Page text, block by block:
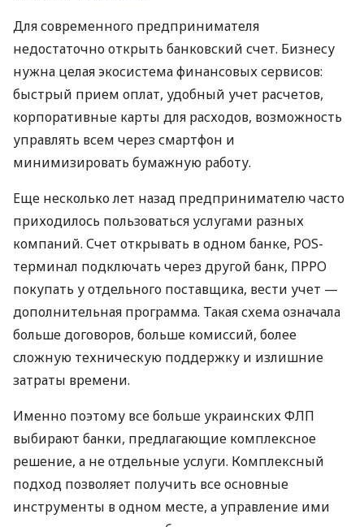
Для современного предпринимателя
недостаточно открыть банковский счет. Бизнесу
нужна целая экосистема финансовых сервисов:
быстрый прием оплат, удобный учет расчетов,
корпоративные карты для расходов, возможность
управлять всем через смартфон и
минимизировать бумажную работу.
Еще несколько лет назад предпринимателю часто
приходилось пользоваться услугами разных
компаний. Счет открывать в одном банке, POS-
терминал подключать через другой банк, ПРРО
покупать у отдельного поставщика, вести учет —
дополнительная программа. Такая схема означала
больше договоров, больше комиссий, более
сложную техническую поддержку и излишние
затраты времени.
Именно поэтому все больше украинских ФЛП
выбирают банки, предлагающие комплексное
решение, а не отдельные услуги. Комплексный
подход позволяет получить все основные
инструменты в одном месте, а управление ими